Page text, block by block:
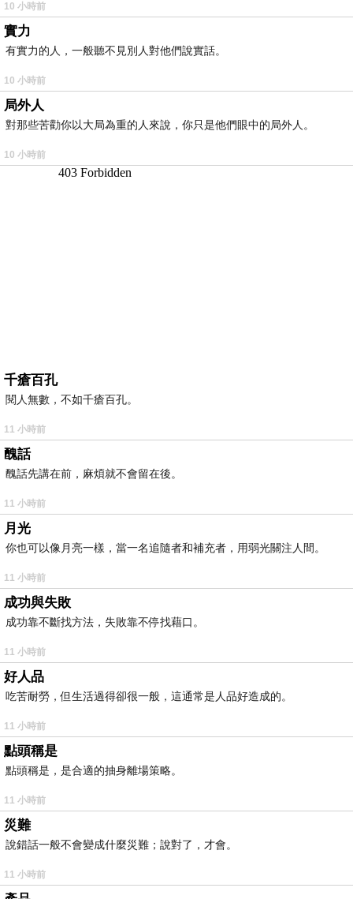
10 小時前
實力
有實力的人，一般聽不見別人對他們說實話。
10 小時前
局外人
對那些苦勸你以大局為重的人來說，你只是他們眼中的局外人。
10 小時前
千瘡百孔
閱人無數，不如千瘡百孔。
11 小時前
醜話
醜話先講在前，麻煩就不會留在後。
11 小時前
月光
你也可以像月亮一樣，當一名追隨者和補充者，用弱光關注人間。
11 小時前
成功與失敗
成功靠不斷找方法，失敗靠不停找藉口。
11 小時前
好人品
吃苦耐勞，但生活過得卻很一般，這通常是人品好造成的。
11 小時前
點頭稱是
點頭稱是，是合適的抽身離場策略。
11 小時前
災難
說錯話一般不會變成什麼災難；說對了，才會。
11 小時前